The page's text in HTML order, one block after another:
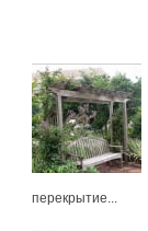
перекрытие...